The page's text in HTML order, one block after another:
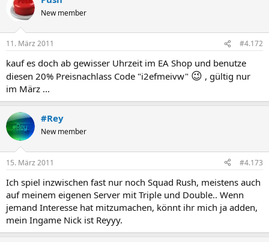
New member
11. März 2011 #4.172
kauf es doch ab gewisser Uhrzeit im EA Shop und benutze
diesen 20% Preisnachlass Code "i2efmeivw" 😉 , gültig nur
im März ...
#Rey
New member
15. März 2011 #4.173
Ich spiel inzwischen fast nur noch Squad Rush, meistens auch
auf meinem eigenen Server mit Triple und Double.. Wenn
jemand Interesse hat mitzumachen, könnt ihr mich ja adden,
mein Ingame Nick ist Reyyy.